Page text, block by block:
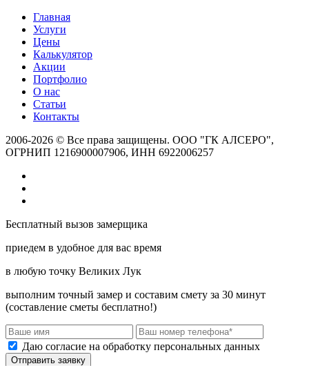
Главная
Услуги
Цены
Калькулятор
Акции
Портфолио
О нас
Статьи
Контакты
2006-2026 © Все права защищены. ООО "ГК АЛСЕРО",
ОГРНИП 1216900007906, ИНН 6922006257
Бесплатный вызов замерщика
приедем в удобное для вас время
в любую точку Великих Лук
выполним точный замер и составим смету за 30 минут
(составление сметы бесплатно!)
Даю согласие на обработку персональных данных
Отправить заявку